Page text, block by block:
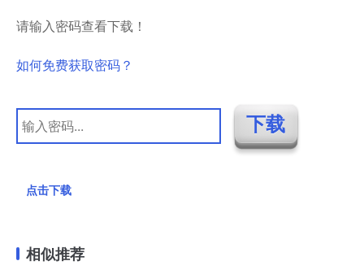
请输入密码查看下载！
如何免费获取密码？
点击下载
相似推荐